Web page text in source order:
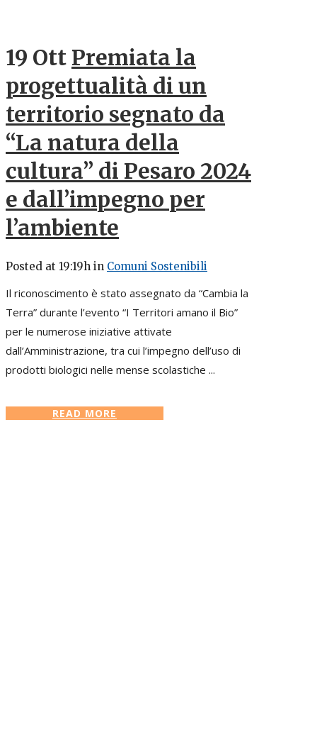
19 Ott Premiata la
progettualità di un
territorio segnato da
“La natura della
cultura” di Pesaro 2024
e dall’impegno per
l’ambiente
Posted at 19:19h in Comuni Sostenibili
Il riconoscimento è stato assegnato da “Cambia la
Terra” durante l’evento “I Territori amano il Bio”
per le numerose iniziative attivate
dall’Amministrazione, tra cui l’impegno dell’uso di
prodotti biologici nelle mense scolastiche ...
READ MORE